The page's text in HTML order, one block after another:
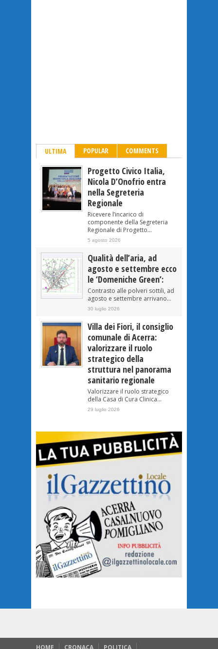
ULTIMA POPULAR COMMENTS
Progetto Civico Italia,
Nicola D’Onofrio entra
nella Segreteria
Regionale
Ricevere l’incarico di
componente della Segreteria
Regionale di Progetto...
5 agosto 2026
Qualità dell’aria, ad
agosto e settembre ecco
le ‘Domeniche Green’:
Contrasto alle polveri sottili, ad
agosto e settembre arrivano...
30 luglio 2026
Villa dei Fiori, il consiglio
comunale di Acerra:
valorizzare il ruolo
strategico della
struttura nel panorama
sanitario regionale
Valorizzare il ruolo strategico
della Casa di Cura Clinica...
29 luglio 2026